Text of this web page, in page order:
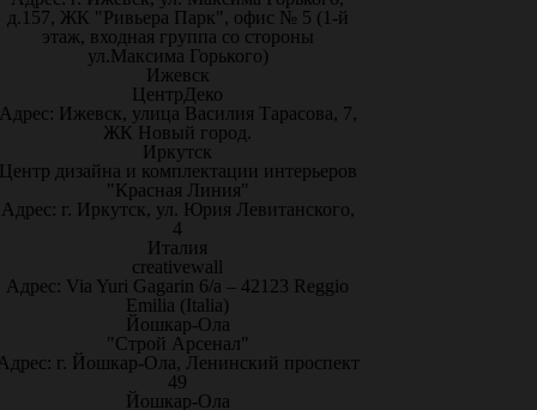
д.157, ЖК "Ривьера Парк", офис № 5 (1-й
этаж, входная группа со стороны
ул.Максима Горького)
Ижевск
ЦентрДеко
Ижевск, улица Василия Тарасова, 7,
ЖК Новый город.
Иркутск
дизайна и комплектации интерьеров
"Красная Линия"
Адрес: г. Иркутск, ул. Юрия Левитанского,
4
Италия
creativewall
Адрес: Via Yuri Gagarin 6/a – 42123 Reggio
Emilia (Italia)
Йошкар-Ола
"Строй Арсенал"
г. Йошкар-Ола, Ленинский проспект
49
Йошкар-Ола